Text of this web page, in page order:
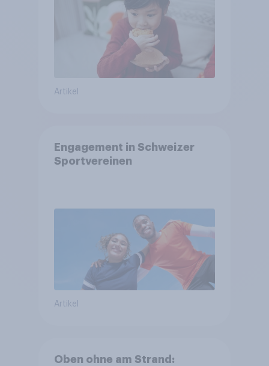
Artikel
Engagement in Schweizer
Sportvereinen
Artikel
Oben ohne am Strand: